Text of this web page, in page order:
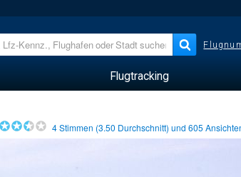
Flugtracking
4Stimmen (3.50 Durchschnitt) und605